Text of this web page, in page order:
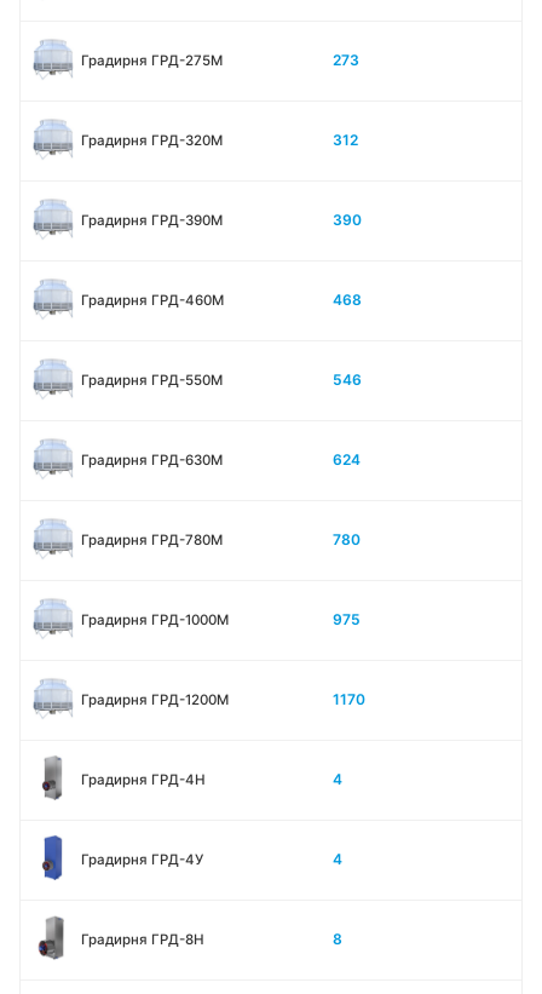
Градирня ГРД-275М 273
Градирня ГРД-320М 312
Градирня ГРД-390М 390
Градирня ГРД-460М 468
Градирня ГРД-550М 546
Градирня ГРД-630М 624
Градирня ГРД-780М 780
Градирня ГРД-1000М 975
Градирня ГРД-1200М 1170
Градирня ГРД-4H 4
Градирня ГРД-4У 4
Градирня ГРД-8H 8